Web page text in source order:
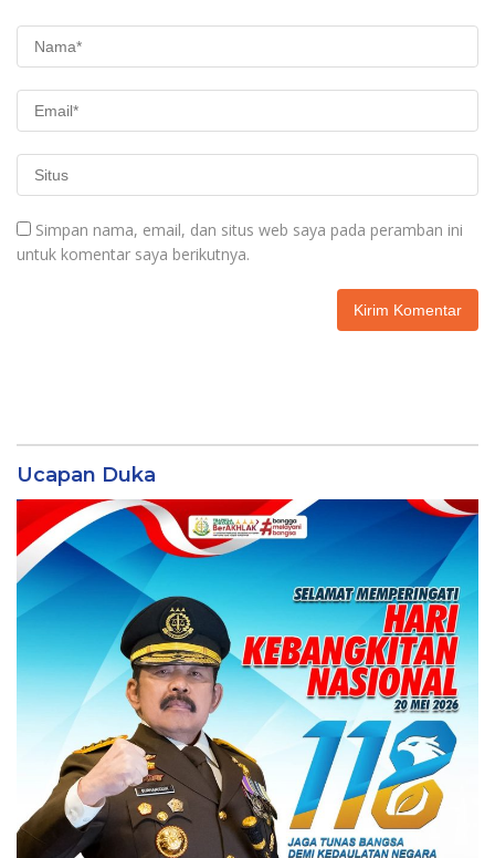
Simpan nama, email, dan situs web saya pada peramban ini
untuk komentar saya berikutnya.
Ucapan Duka